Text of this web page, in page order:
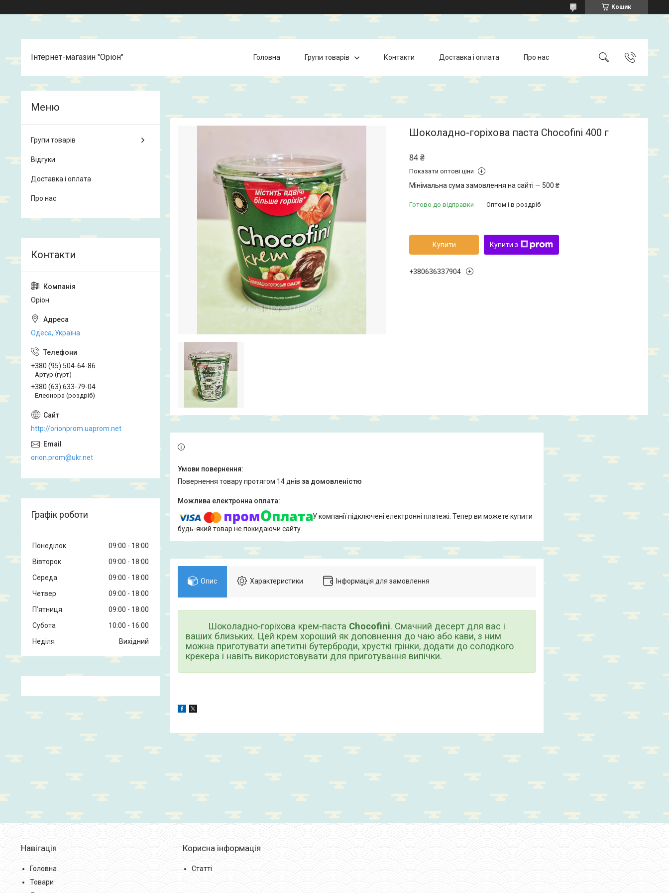
Кошик
Інтернет-магазин "Оріон" Головна Групи товарів Контакти Доставка і оплата Про нас
Шоколадно-горіхова паста Chocofini 400 г
84 ₴
Показати оптові ціни
Мінімальна сума замовлення на сайті — 500 ₴
Готово до відправки Оптом і в роздріб
Купити Купити з
+380636337904
повернення товару протягом 14 днів за домовленістю
У компанії підключені електронні платежі. Тепер ви можете купити
будь-який товар не покидаючи сайту.
Опис Характеристики Інформація для замовлення
Шоколадно-горіхова крем-паста Chocofini. Смачний десерт для вас і
ваших близьких. Цей крем хороший як доповнення до чаю або кави, з ним
можна приготувати апетитні бутерброди, хрусткі грінки, додати до солодкого
крекера і навіть використовувати для приготування випічки.
Групи товарів
Відгуки
Доставка і оплата
Про нас
Оріон
Одеса, Україна
+380 (95) 504-64-86
Артур (гурт)
+380 (63) 633-79-04
Елеонора (роздріб)
http://orionprom.uaprom.net
orion.prom@ukr.net
Графік роботи
Понеділок 09:00
18:00
Вівторок
09:00
18:00
Середа
09:00
18:00
Четвер
09:00
18:00
Пʼятниця
09:00
18:00
Субота
10:00
16:00
Неділя
Вихідний
Навігація
Головна
Товари
Корисна інформація
Статті